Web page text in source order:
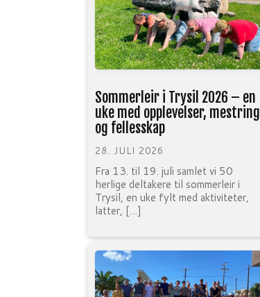
Sommerleir i Trysil 2026 – en
uke med opplevelser, mestring
og fellesskap
28. JULI 2026
Fra 13. til 19. juli samlet vi 50
herlige deltakere til sommerleir i
Trysil, en uke fylt med aktiviteter,
latter, […]